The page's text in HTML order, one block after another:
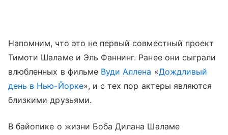
Напомним, что это не первый совместный проект
Тимоти Шаламе и Эль Фаннинг. Ранее они сыграли
влюбленных в фильме Вуди Аллена «Дождливый
день в Нью-Йорке», и с тех пор актеры являются
близкими друзьями.
В байопике о жизни Боба Дилана Шаламе